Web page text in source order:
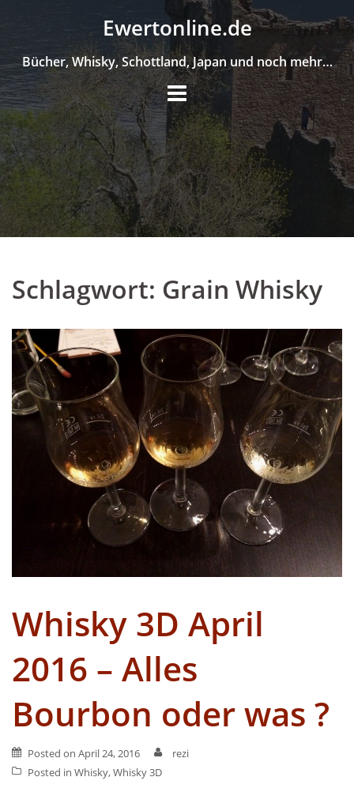
to
Ewertonline.de
Bücher, Whisky, Schottland, Japan und noch mehr…
Schlagwort: Grain Whisky
Whisky 3D April
2016 – Alles
Bourbon oder was ?
Posted on April 24, 2016
rezi
Posted in Whisky,Whisky 3D